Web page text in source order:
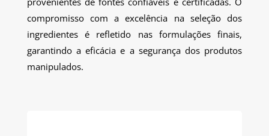
compromisso com a excelência na seleção dos
ingredientes é refletido nas formulações finais,
garantindo a eficácia e a segurança dos produtos
manipulados.